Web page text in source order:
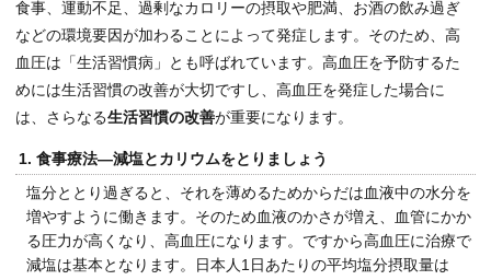
食事、運動不足、過剰なカロリーの摂取や肥満、お酒の飲み過ぎ
などの環境要因が加わることによって発症します。そのため、高
血圧は「生活習慣病」とも呼ばれています。高血圧を予防するた
めには生活習慣の改善が大切ですし、高血圧を発症した場合に
は、さらなる生活習慣の改善が重要になります。
1. 食事療法―減塩とカリウムをとりましょう
塩分ととり過ぎると、それを薄めるためからだは血液中の水分を
増やすように働きます。そのため血液のかさが増え、血管にかか
る圧力が高くなり、高血圧になります。ですから高血圧に治療で
減塩は基本となります。日本人1日あたりの平均塩分摂取量は